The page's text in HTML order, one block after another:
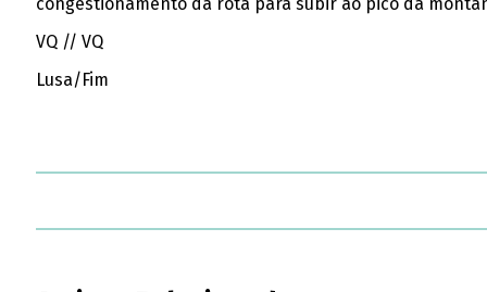
VQ // VQ
Lusa/Fim